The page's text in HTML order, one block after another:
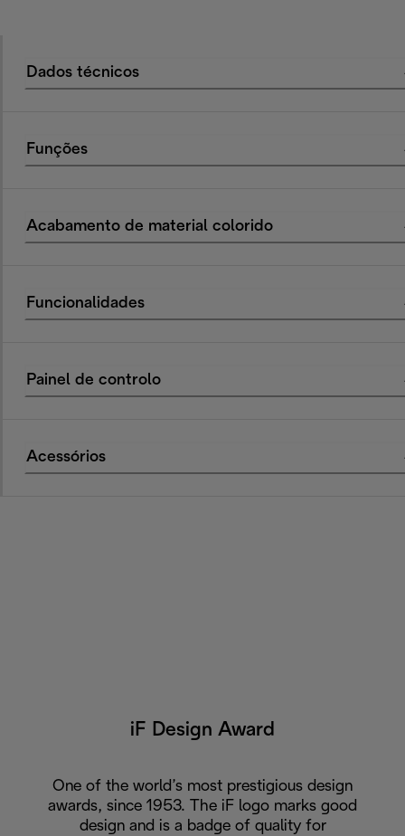
Dados técnicos
Funções
Acabamento de material colorido
Funcionalidades
Painel de controlo
Acessórios
iF Design Award
One of the world’s most prestigious design
awards, since 1953. The iF logo marks good
design and is a badge of quality for